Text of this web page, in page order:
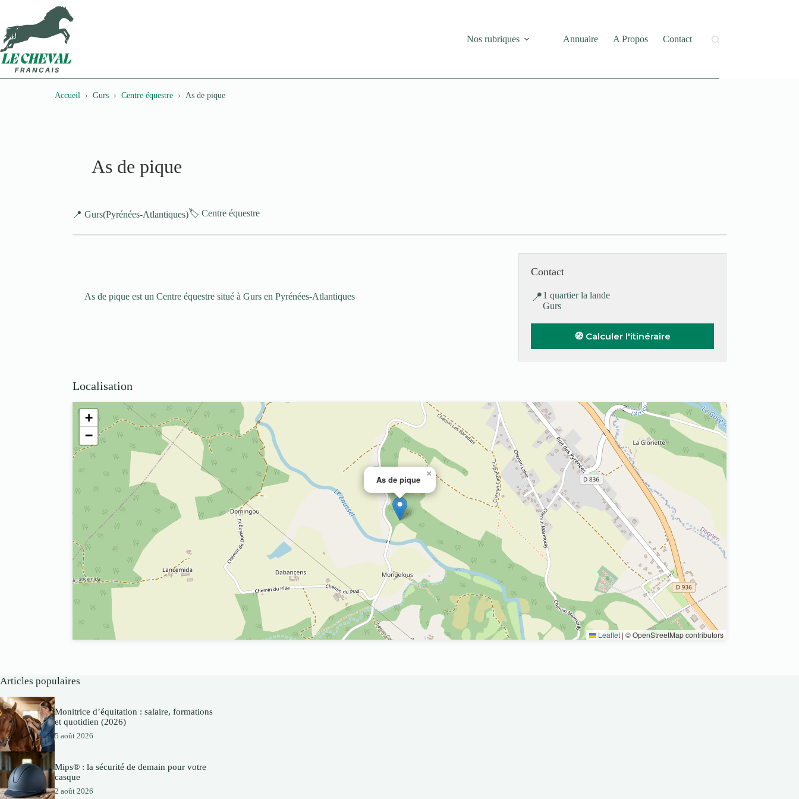
contenu
Nos rubriques
Annuaire A Propos Contact
Accueil Gurs Centre équestre As de pique
As de pique
📍 Gurs(Pyrénées-Atlantiques)🏷️ Centre équestre
As de pique est un Centre équestre situé à Gurs en Pyrénées-Atlantiques
Contact
📍1 quartier la lande
Gurs
🧭 Calculer l'itinéraire
Localisation
As de pique
×
+
−
Leaflet | © OpenStreetMap contributors
Articles populaires
Monitrice d’équitation : salaire, formations
et quotidien (2026)
5 août 2026
Mips® : la sécurité de demain pour votre
casque
2 août 2026